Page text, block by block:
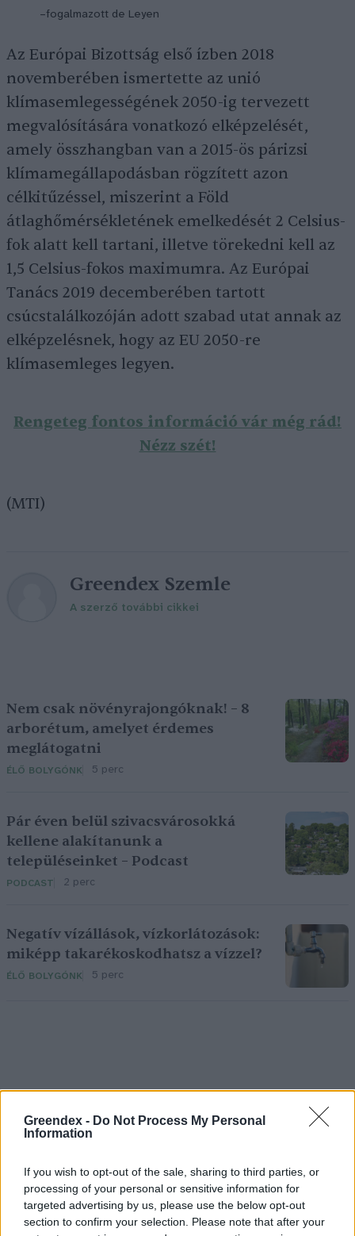
Greendex - Do Not Process My Personal
Information
If you wish to opt-out of the sale, sharing to third parties, or
processing of your personal or sensitive information for
targeted advertising by us, please use the below opt-out
section to confirm your selection. Please note that after your
–fogalmazott de Leyen
Az Európai Bizottság első ízben 2018
novemberében ismertette az unió
klímasemlegességének 2050-ig tervezett
megvalósítására vonatkozó elképzelését,
amely összhangban van a 2015-ös párizsi
klímamegállapodásban rögzített azon
célkitűzéssel, miszerint a Föld
átlaghőmérsékletének emelkedését 2 Celsius-
fok alatt kell tartani, illetve törekedni kell az
1,5 Celsius-fokos maximumra. Az Európai
Tanács 2019 decemberében tartott
csúcstalálkozóján adott szabad utat annak az
elképzelésnek, hogy az EU 2050-re
klímasemleges legyen.
Rengeteg fontos információ vár még rád!
Nézz szét!
(MTI)
Greendex Szemle
A szerző további cikkei
Nem csak növényrajongóknak! – 8
arborétum, amelyet érdemes
meglátogatni
ÉLŐ BOLYGÓNK 5 perc
Pár éven belül szivacsvárosokká
kellene alakítanunk a
településeinket – Podcast
PODCAST 2 perc
Negatív vízállások, vízkorlátozások:
miképp takarékoskodhatsz a vízzel?
ÉLŐ BOLYGÓNK 5 perc
Holnapután